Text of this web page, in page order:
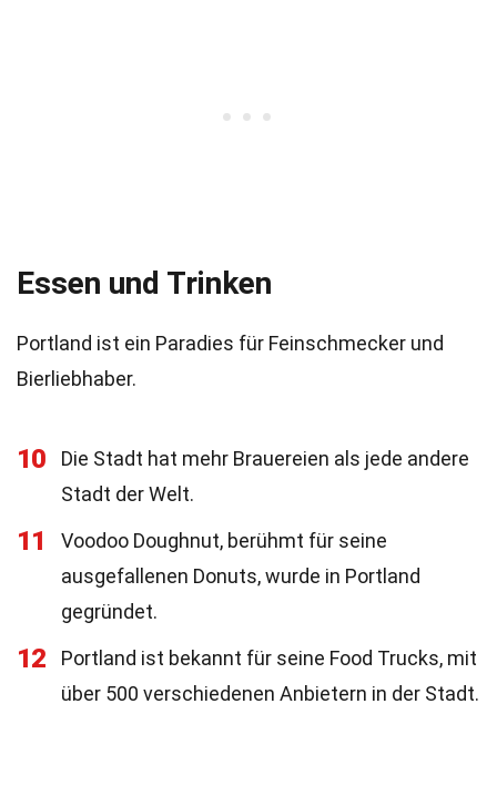
Essen und Trinken
Portland ist ein Paradies für Feinschmecker und
Bierliebhaber.
10
Die Stadt hat mehr Brauereien als jede andere
Stadt der Welt.
11
Voodoo Doughnut, berühmt für seine
ausgefallenen Donuts, wurde in Portland
gegründet.
12
Portland ist bekannt für seine Food Trucks, mit
über 500 verschiedenen Anbietern in der Stadt.